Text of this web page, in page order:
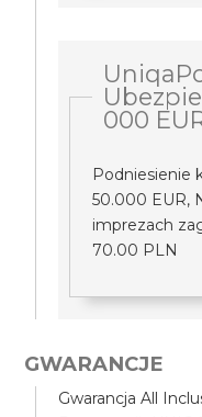
000
Podniesienie
50.000 EUR,
imprezach
70.00 PLN
GWARANCJE
Gwarancja All